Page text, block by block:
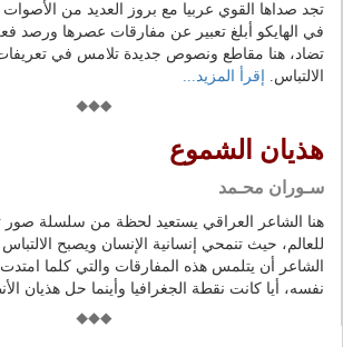
تجد صداها القوي عربيا مع بروز العديد من
في الهايكو أبلغ تعبير عن مفارقات عصرها ورصد
تضاد، هنا مقاطع ونصوص جديدة تلامس في
الالتباس.
إقرأ المزيد...
هذيان الشموع
سـوران محـمد
هنا الشاعر العراقي يستعيد لحظة من سلسلة
للعالم، حيث تنمحي إنسانية الإنسان ويصبح
الشاعر أن يتلمس هذه المفارقات والتي كلما
نفسه، أيا كانت نقطة الجغرافيا وأينما حل هذيان